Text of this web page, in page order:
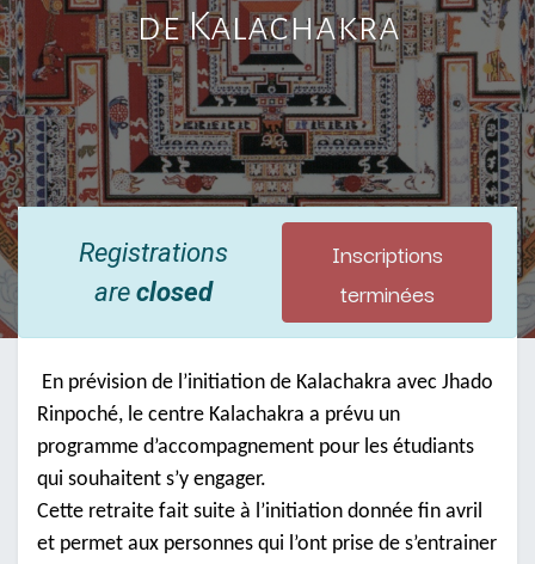
de Kalachakra
Registrations
areclosed
Inscriptions
terminées
En prévision de l’initiation de Kalachakra avec Jhado
Rinpoché, le centre Kalachakra a prévu un
programme d’accompagnement pour les étudiants
qui souhaitent s’y engager.
Cette retraite fait suite à l’initiation donnée fin avril
et permet aux personnes qui l’ont prise de s’entrainer